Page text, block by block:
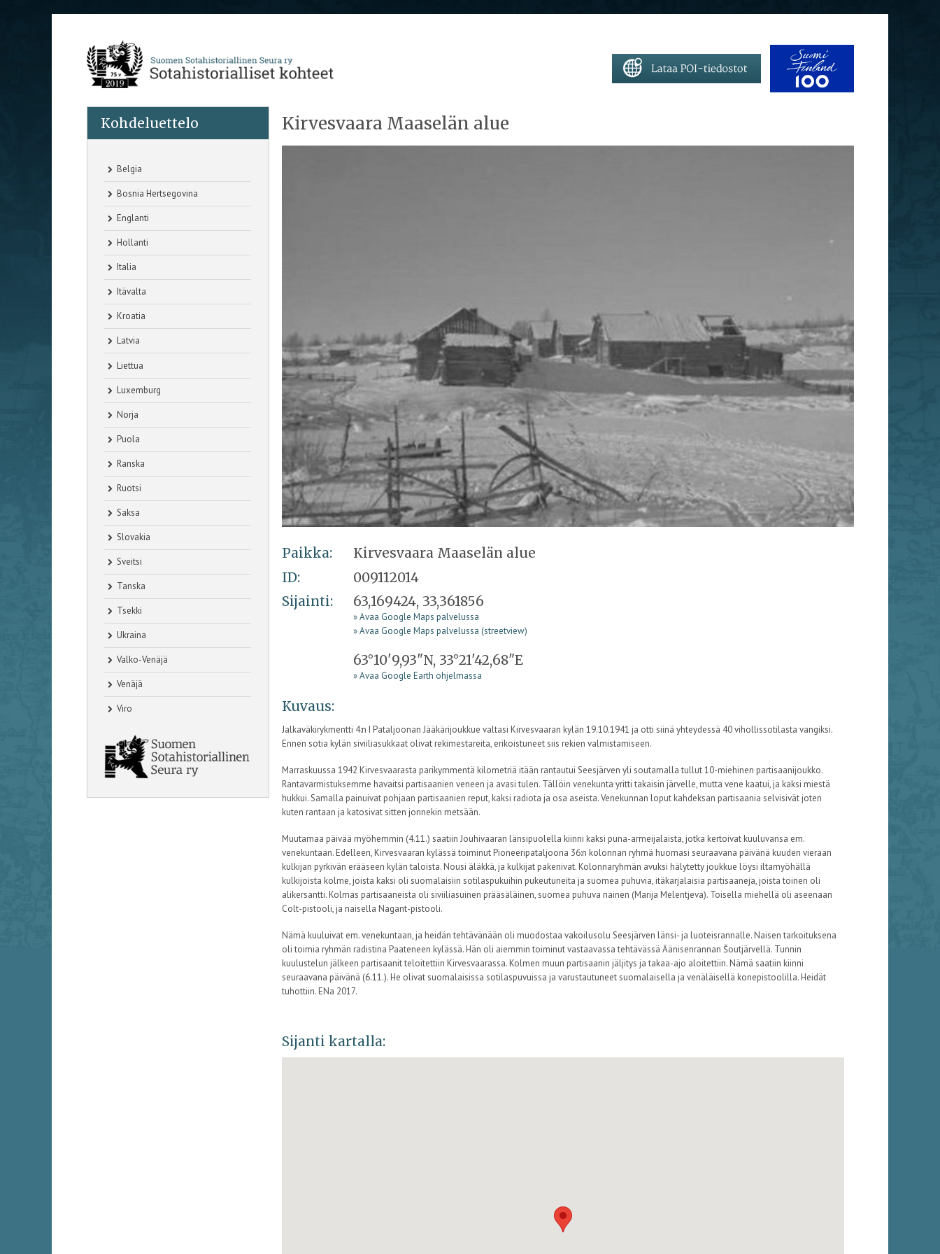
Kohdeluettelo
Belgia
Bosnia Hertsegovina
Englanti
Hollanti
Italia
Itävalta
Kroatia
Latvia
Liettua
Luxemburg
Norja
Puola
Ranska
Ruotsi
Saksa
Slovakia
Sveitsi
Tanska
Tsekki
Ukraina
Valko-Venäjä
Venäjä
Viro
Kirvesvaara Maaselän alue
Paikka:
Kirvesvaara Maaselän alue
ID:
009112014
Sijainti:
63,169424, 33,361856
» Avaa Google Maps palvelussa
» Avaa Google Maps palvelussa (streetview)
63°10'9,93"N, 33°21'42,68"E
» Avaa Google Earth ohjelmassa
Kuvaus:
Jalkaväkirykmentti 4:n I Pataljoonan Jääkärijoukkue valtasi Kirvesvaaran kylän 19.10.1941 ja otti siinä yhteydessä 40 vihollissotilasta vangiksi.
Ennen sotia kylän siviiliasukkaat olivat rekimestareita, erikoistuneet siis rekien valmistamiseen.
Marraskuussa 1942 Kirvesvaarasta parikymmentä kilometriä itään rantautui Seesjärven yli soutamalla tullut 10-miehinen partisaanijoukko.
Rantavarmistuksemme havaitsi partisaanien veneen ja avasi tulen. Tällöin venekunta yritti takaisin järvelle, mutta vene kaatui, ja kaksi miestä
hukkui. Samalla painuivat pohjaan partisaanien reput, kaksi radiota ja osa aseista. Venekunnan loput kahdeksan partisaania selvisivät joten
kuten rantaan ja katosivat sitten jonnekin metsään.
Muutamaa päivää myöhemmin (4.11.) saatiin Jouhivaaran länsipuolella kiinni kaksi puna-armeijalaista, jotka kertoivat kuuluvansa em.
venekuntaan. Edelleen, Kirvesvaaran kylässä toiminut Pioneeripataljoona 36:n kolonnan ryhmä huomasi seuraavana päivänä kuuden vieraan
kulkijan pyrkivän erääseen kylän taloista. Nousi äläkkä, ja kulkijat pakenivat. Kolonnaryhmän avuksi hälytetty joukkue löysi iltamyöhällä
kulkijoista kolme, joista kaksi oli suomalaisiin sotilaspukuihin pukeutuneita ja suomea puhuvia, itäkarjalaisia partisaaneja, joista toinen oli
alikersantti. Kolmas partisaaneista oli siviiliasuinen prääsäläinen, suomea puhuva nainen (Marija Melentjeva). Toisella miehellä oli aseenaan
Colt-pistooli, ja naisella Nagant-pistooli.
Nämä kuuluivat em. venekuntaan, ja heidän tehtävänään oli muodostaa vakoilusolu Seesjärven länsi- ja luoteisrannalle. Naisen tarkoituksena
oli toimia ryhmän radistina Paateneen kylässä. Hän oli aiemmin toiminut vastaavassa tehtävässä Äänisenrannan Šoutjärvellä. Tunnin
kuulustelun jälkeen partisaanit teloitettiin Kirvesvaarassa. Kolmen muun partisaanin jäljitys ja takaa-ajo aloitettiin. Nämä saatiin kiinni
seuraavana päivänä (6.11.). He olivat suomalaisissa sotilaspuvuissa ja varustautuneet suomalaisella ja venäläisellä konepistoolilla. Heidät
tuhottiin. ENa 2017.
Sijanti kartalla: